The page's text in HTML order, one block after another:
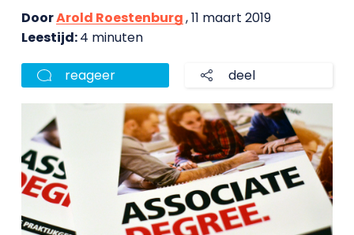
DoorArold Roestenburg, 11 maart 2019
Leestijd:4 minuten
reageer deel